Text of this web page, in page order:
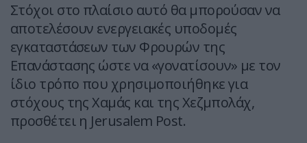
Στόχοι στο πλαίσιο αυτό θα μπορούσαν να
αποτελέσουν ενεργειακές υποδομές
εγκαταστάσεων των Φρουρών της
Επανάστασης ώστε να «γονατίσουν» με τον
ίδιο τρόπο που χρησιμοποιήθηκε για
στόχους της Χαμάς και της Χεζμπολάχ,
προσθέτει η Jerusalem Post.